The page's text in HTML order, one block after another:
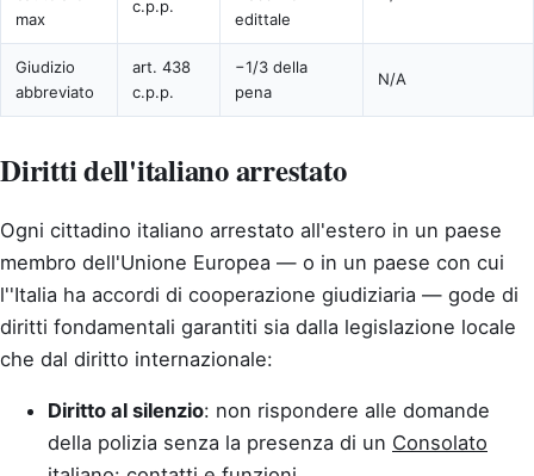
max
c.p.p.
edittale
Giudizio
abbreviato
art. 438
c.p.p.
−1/3 della
pena
N/A
Diritti dell'italiano arrestato
Ogni cittadino italiano arrestato all'estero in un paese
membro dell'Unione Europea — o in un paese con cui
l''Italia ha accordi di cooperazione giudiziaria — gode di
diritti fondamentali garantiti sia dalla legislazione locale
che dal diritto internazionale:
Diritto al silenzio: non rispondere alle domande
della polizia senza la presenza di un Consolato